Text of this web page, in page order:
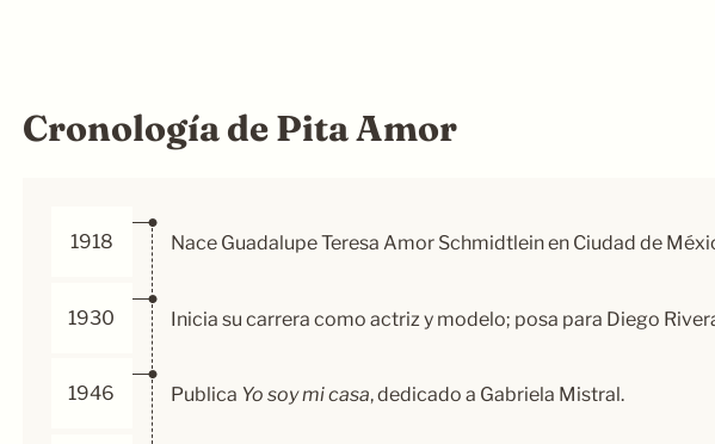
Cronología de Pita Amor
1918 Nace Guadalupe Teresa Amor Schmidtlein en Ciudad de
1930 Inicia su carrera como actriz y modelo; posa para Diego
1946 Publica Yo soy mi casa, dedicado a Gabriela Mistral.